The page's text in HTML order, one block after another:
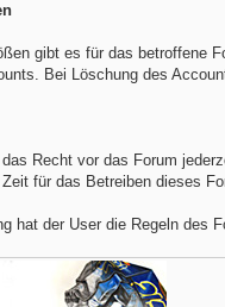
gibt es für das betroffene
Bei Löschung des
Recht vor das Forum
für das Betreiben dieses
hat der User die Regeln des